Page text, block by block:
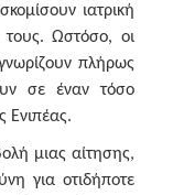
ιατρική
τους. Ωστόσο, οι
πλήρως
σε έναν τόσο
Ενιπέας.
μιας αίτησης,
για οτιδήποτε